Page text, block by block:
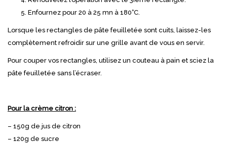
Enfournez pour 20 à 25 mn à 180°C.
Lorsque les rectangles de pâte feuilletée sont cuits, laissez-les
complètement refroidir sur une grille avant de vous en servir.
Pour couper vos rectangles, utilisez un couteau à pain et sciez la
pâte feuilletée sans l’écraser.
Pour la crème citron :
– 150g de jus de citron
– 120g de sucre